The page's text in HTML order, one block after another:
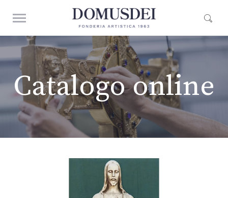
Catalogo online